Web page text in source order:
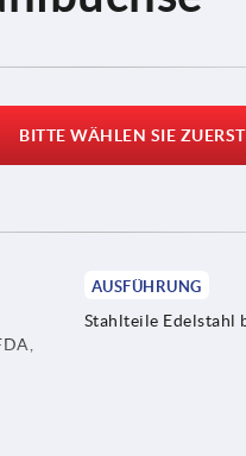
BITTE WÄHLEN SIE
AUSFÜHRUNG
Stahlteile Edelstahl